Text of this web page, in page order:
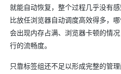
就能自动恢复，整个过程几乎没有
比放任浏览器自动调度高效得多，
会出现内存占满、浏览器卡顿的情
行的流畅度。
只靠标签组还不足以形成完整的管